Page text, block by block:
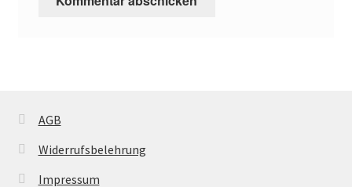
AGB
Widerrufsbelehrung
Impressum